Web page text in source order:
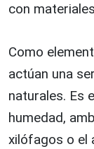
con
Como
actúan una
naturales. Es
humedad,
xilófagos o el